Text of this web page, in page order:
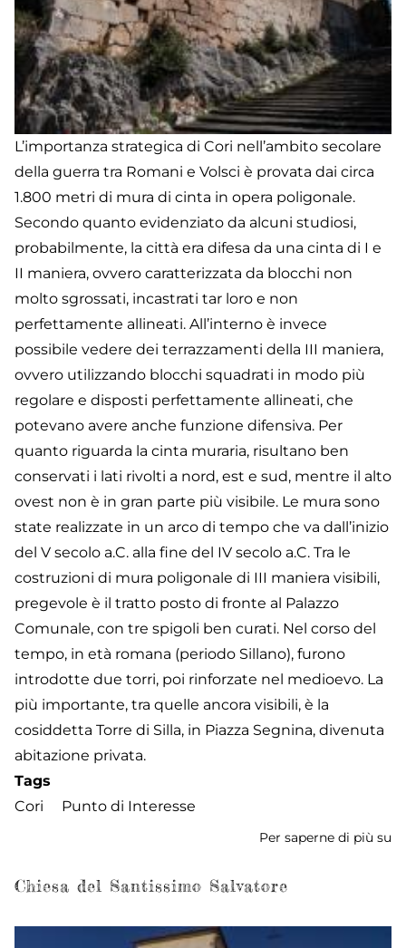
L’importanza strategica di Cori nell’ambito secolare
della guerra tra Romani e Volsci è provata dai circa
1.800 metri di mura di cinta in opera poligonale.
Secondo quanto evidenziato da alcuni studiosi,
probabilmente, la città era difesa da una cinta di I e
II maniera, ovvero caratterizzata da blocchi non
molto sgrossati, incastrati tar loro e non
perfettamente allineati. All’interno è invece
possibile vedere dei terrazzamenti della III maniera,
ovvero utilizzando blocchi squadrati in modo più
regolare e disposti perfettamente allineati, che
potevano avere anche funzione difensiva. Per
quanto riguarda la cinta muraria, risultano ben
conservati i lati rivolti a nord, est e sud, mentre il alto
ovest non è in gran parte più visibile. Le mura sono
state realizzate in un arco di tempo che va dall’inizio
del V secolo a.C. alla fine del IV secolo a.C. Tra le
costruzioni di mura poligonale di III maniera visibili,
pregevole è il tratto posto di fronte al Palazzo
Comunale, con tre spigoli ben curati. Nel corso del
tempo, in età romana (periodo Sillano), furono
introdotte due torri, poi rinforzate nel medioevo. La
più importante, tra quelle ancora visibili, è la
cosiddetta Torre di Silla, in Piazza Segnina, divenuta
abitazione privata.
Tags
Cori
Punto di Interesse
Per saperne di più su
Chiesa del Santissimo Salvatore